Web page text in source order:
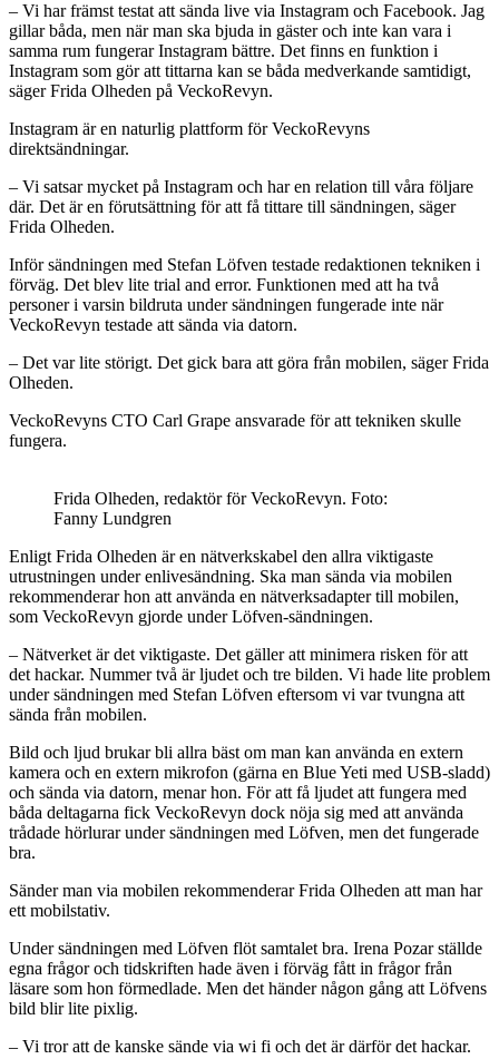
– Vi har främst testat att sända live via Instagram och Facebook. Jag
gillar båda, men när man ska bjuda in gäster och inte kan vara i
samma rum fungerar Instagram bättre. Det finns en funktion i
Instagram som gör att tittarna kan se båda medverkande samtidigt,
säger Frida Olheden på VeckoRevyn.
Instagram är en naturlig plattform för VeckoRevyns
direktsändningar.
– Vi satsar mycket på Instagram och har en relation till våra följare
där. Det är en förutsättning för att få tittare till sändningen, säger
Frida Olheden.
Inför sändningen med Stefan Löfven testade redaktionen tekniken i
förväg. Det blev lite trial and error. Funktionen med att ha två
personer i varsin bildruta under sändningen fungerade inte när
VeckoRevyn testade att sända via datorn.
– Det var lite störigt. Det gick bara att göra från mobilen, säger Frida
Olheden.
VeckoRevyns CTO Carl Grape ansvarade för att tekniken skulle
fungera.
Frida Olheden, redaktör för VeckoRevyn. Foto:
Fanny Lundgren
Enligt Frida Olheden är en nätverkskabel den allra viktigaste
utrustningen under enlivesändning. Ska man sända via mobilen
rekommenderar hon att använda en nätverksadapter till mobilen,
som VeckoRevyn gjorde under Löfven-sändningen.
– Nätverket är det viktigaste. Det gäller att minimera risken för att
det hackar. Nummer två är ljudet och tre bilden. Vi hade lite problem
under sändningen med Stefan Löfven eftersom vi var tvungna att
sända från mobilen.
Bild och ljud brukar bli allra bäst om man kan använda en extern
kamera och en extern mikrofon (gärna en Blue Yeti med USB-sladd)
och sända via datorn, menar hon. För att få ljudet att fungera med
båda deltagarna fick VeckoRevyn dock nöja sig med att använda
trådade hörlurar under sändningen med Löfven, men det fungerade
bra.
Sänder man via mobilen rekommenderar Frida Olheden att man har
ett mobilstativ.
Under sändningen med Löfven flöt samtalet bra. Irena Pozar ställde
egna frågor och tidskriften hade även i förväg fått in frågor från
läsare som hon förmedlade. Men det händer någon gång att Löfvens
bild blir lite pixlig.
– Vi tror att de kanske sände via wi fi och det är därför det hackar.